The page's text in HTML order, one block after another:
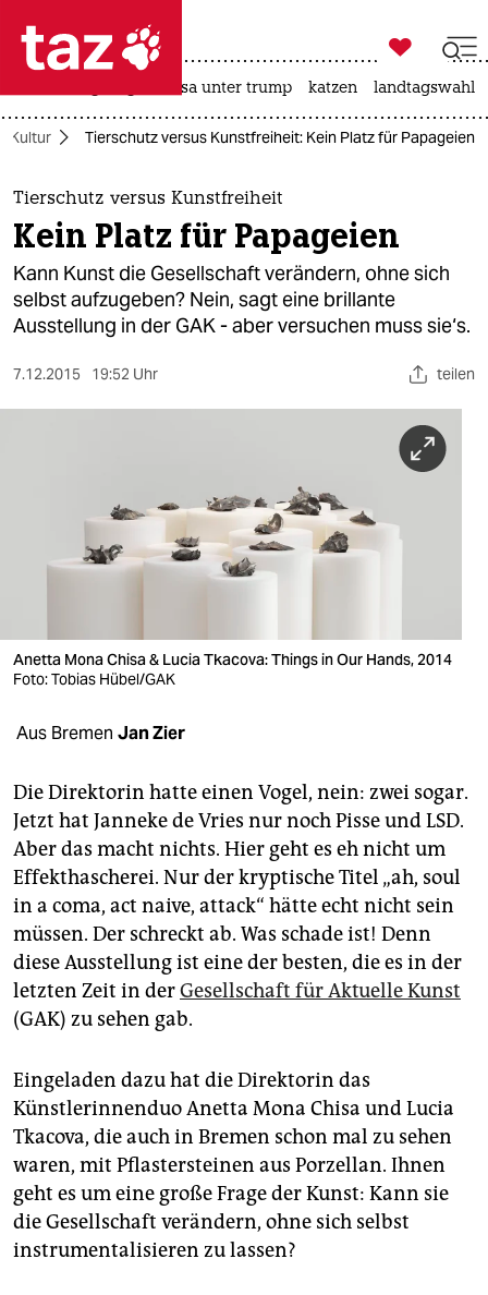
 taz zahl ich
taz zahl ich
themen
politik
öko
gesellschaft
verlag
verlag
veranstaltungen
fragen & hilfe
unterstützen
abo
genossenschaft
epaper login

taz zahl ich
usa unter trump katzen landtagswahl
Kultur Tierschutz versus Kunstfreiheit: Kein Platz für Papageien
Tierschutz versus Kunstfreiheit
Kein Platz für Papageien
Kann Kunst die Gesellschaft verändern, ohne sich
selbst aufzugeben? Nein, sagt eine brillante
Ausstellung in der GAK - aber versuchen muss sie‘s.
7.12.2015 19:52 Uhr teilen
Anetta Mona Chisa & Lucia Tkacova: Things in Our Hands, 2014
Foto: Tobias Hübel/GAK
Aus Bremen Jan Zier
Die Direktorin hatte einen Vogel, nein: zwei sogar.
Jetzt hat Janneke de Vries nur noch Pisse und LSD.
Aber das macht nichts. Hier geht es eh nicht um
Effekthascherei. Nur der kryptische Titel „ah, soul
in a coma, act naive, attack“ hätte echt nicht sein
müssen. Der schreckt ab. Was schade ist! Denn
diese Ausstellung ist eine der besten, die es in der
letzten Zeit in derGesellschaft für Aktuelle Kunst
(GAK) zu sehen gab.
Eingeladen dazu hat die Direktorin das
Künstlerinnenduo Anetta Mona Chisa und Lucia
Tkacova, die auch in Bremen schon mal zu sehen
waren, mit Pflastersteinen aus Porzellan. Ihnen
geht es um eine große Frage der Kunst: Kann sie
die Gesellschaft verändern, ohne sich selbst
instrumentalisieren zu lassen?